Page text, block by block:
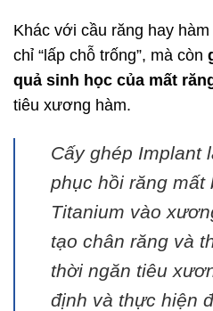
Khác với cầu răng hay
chỉ “lấp chỗ trống”, mà còn
quả sinh học của mất
tiêu xương hàm.
Cấy ghép Implant
phục hồi răng mất
Titanium vào
tạo chân răng và
thời ngăn tiêu
định và thực hiện